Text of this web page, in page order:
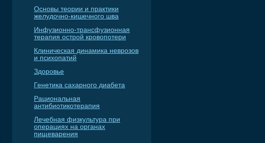
Основы теории и практики
желудочно-кишечного шва
Инфузионно-трансфузионная
терапия острой кровопотери
Клиническая динамика неврозов
и психопатий
Здоровье
Генетика сахарного диабета
Рациональная
антибиотикотерапия
Лечебная физкультура при
операциях на органах
пищеварения